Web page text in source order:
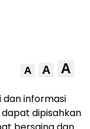
A A A
informasi
dipisahkan